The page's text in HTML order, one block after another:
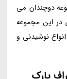
دوچندان می
در این مجموعه
نوشیدنی و
پارک